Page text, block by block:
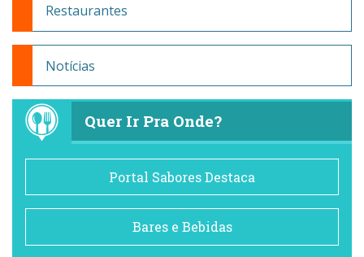
Restaurantes
Notícias
Quer Ir Pra Onde?
Portal Sabores Destaca
Bares e Bebidas